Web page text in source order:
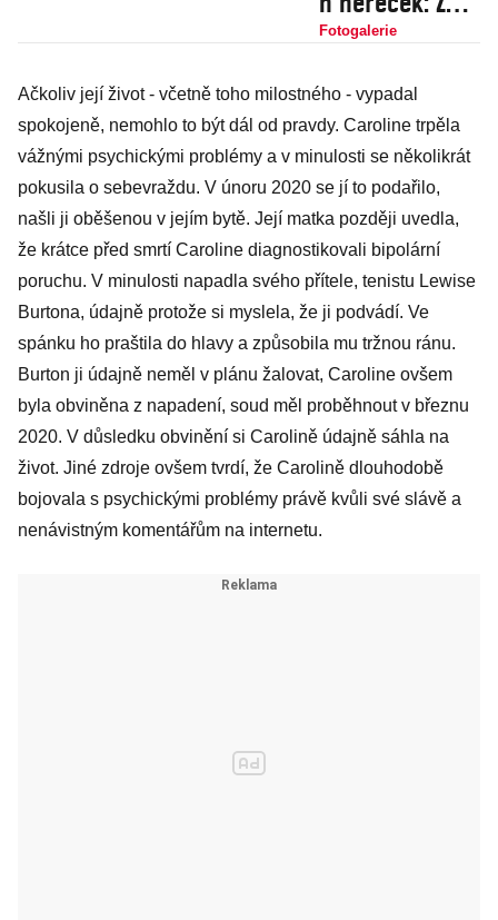
královny
stala
paranoidní
diabetička,
zemřela hlady!
Fotogalerie
Ačkoliv její život - včetně toho milostného - vypadal
spokojeně, nemohlo to být dál od pravdy. Caroline trpěla
vážnými psychickými problémy a v minulosti se několikrát
pokusila o sebevraždu. V únoru 2020 se jí to podařilo,
našli ji oběšenou v jejím bytě. Její matka později uvedla,
že krátce před smrtí Caroline diagnostikovali bipolární
poruchu. V minulosti napadla svého přítele, tenistu Lewise
Burtona, údajně protože si myslela, že ji podvádí. Ve
spánku ho praštila do hlavy a způsobila mu tržnou ránu.
Burton ji údajně neměl v plánu žalovat, Caroline ovšem
byla obviněna z napadení, soud měl proběhnout v březnu
2020. V důsledku obvinění si Carolině údajně sáhla na
život. Jiné zdroje ovšem tvrdí, že Carolině dlouhodobě
bojovala s psychickými problémy právě kvůli své slávě a
nenávistným komentářům na internetu.